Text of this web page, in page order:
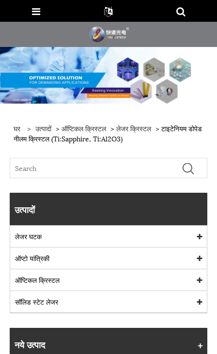
घर > उत्पादों >ऑप्टिकल क्रिस्टल >लेजर क्रिस्टल > टाइटेनियम डोपेड
नीलम क्रिस्टल (Ti:Sapphire, Ti:Al2O3)
उत्पादों
लेजर घटक
ऑप्टो यांत्रिकी
ऑप्टिकल क्रिस्टल
सॉलिड स्टेट लेजर
नये उत्पाद